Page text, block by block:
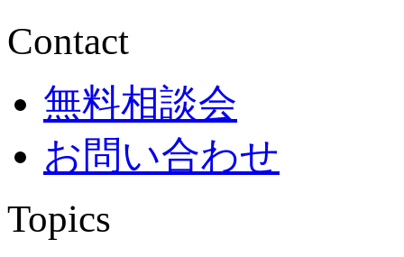
Contact
無料相談会
お問い合わせ
Topics